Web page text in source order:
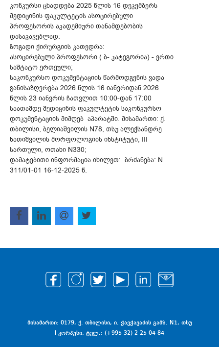
კონკურსი ცხადდება 2025 წლის 16 დეკემბერს
მედიცინის ფაკულტეტის ასოცირებული
პროფესორის აკადემიური თანამდებობის
დასაკავებლად:
ზოგადი ქირურგიის კათედრა:
ასოცირებული პროფესორი ( ბ- კატეგორია) - ერთი
საშტატო ერთეული;
საკონკურსო დოკუმენტაციის წარმოდგენის ვადა
განისაზღვრება 2026 წლის 16 იანვრიდან 2026
წლის 23 იანვრის ჩათვლით 10:00-დან 17:00
საათამდე მედიცინის ფაკულტეტის საკონკურსო
დოკუმენტაციის მიმღებ აპარატში. მისამართი: ქ.
თბილისი, ბელიაშვილის N78, თსუ ალექსანდრე
ნათიშვილის მორფოლოგიის ინსტიტუტი, III
სართული, ოთახი N330;
დამატებითი ინფორმაცია იხილეთ: ბრძანება: N
311/01-01 16-12-2025 წ.
მისამართი: 0179, ქ. თბილისი, ი. ჭავჭავაძის გამზ. N1, თსუ
I კორპუსი. ტელ.: (+995 32) 2 25 04 84